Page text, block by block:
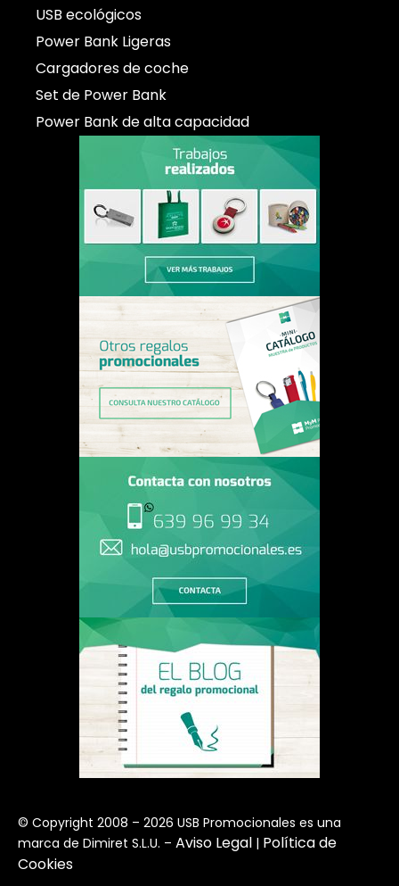
USB ecológicos
Power Bank Ligeras
Cargadores de coche
Set de Power Bank
Power Bank de alta capacidad
© Copyright 2008 – 2026 USB Promocionales es una
marca de Dimiret S.L.U. – Aviso Legal | Política de
Cookies